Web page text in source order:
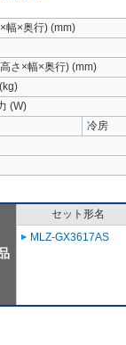
幅×奥行) (mm)
さ×幅×奥行) (mm)
(W)
冷房
セット形名
MLZ-GX3617AS